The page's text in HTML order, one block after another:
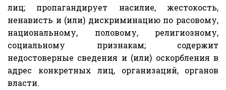
лиц; пропагандирует насилие, жестокость,
ненависть и (или) дискриминацию по расовому,
национальному, половому, религиозному,
социальному признакам; содержит
недостоверные сведения и (или) оскорбления в
адрес конкретных лиц, организаций, органов
власти.